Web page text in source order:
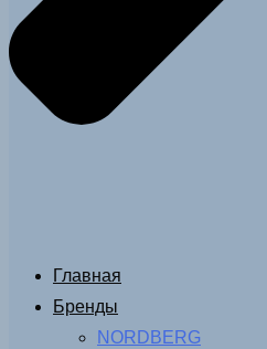
Главная
Бренды
NORDBERG